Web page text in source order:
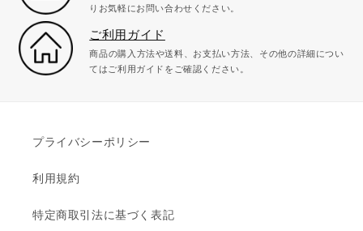
りお気軽にお問い合わせください。
ご利用ガイド
商品の購入方法や送料、お支払い方法、その他の詳細につい
てはご利用ガイドをご確認ください。
プライバシーポリシー
利用規約
特定商取引法に基づく表記